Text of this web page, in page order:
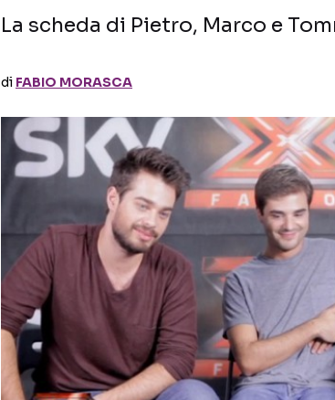
La scheda di Pietro, Marco e
di FABIO MORASCA